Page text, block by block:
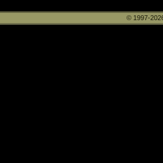
© 1997-